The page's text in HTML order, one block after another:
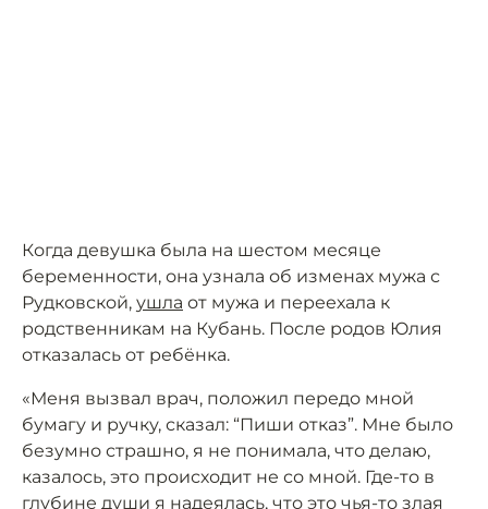
Когда девушка была на шестом месяце
беременности, она узнала об изменах мужа с
Рудковской, ушла от мужа и переехала к
родственникам на Кубань. После родов Юлия
отказалась от ребёнка.
«Меня вызвал врач, положил передо мной
бумагу и ручку, сказал: “Пиши отказ”. Мне было
безумно страшно, я не понимала, что делаю,
казалось, это происходит не со мной. Где-то в
глубине души я надеялась, что это чья-то злая